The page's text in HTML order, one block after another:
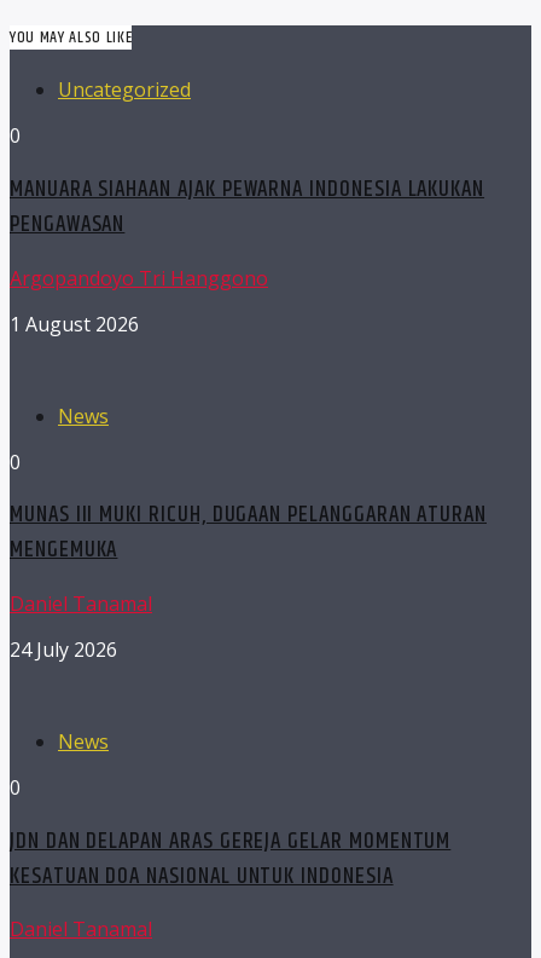
YOU MAY ALSO LIKE
Uncategorized
0
MANUARA SIAHAAN AJAK PEWARNA INDONESIA LAKUKAN
PENGAWASAN
Argopandoyo Tri Hanggono
1 August 2026
News
0
MUNAS III MUKI RICUH, DUGAAN PELANGGARAN ATURAN
MENGEMUKA
Daniel Tanamal
24 July 2026
News
0
JDN DAN DELAPAN ARAS GEREJA GELAR MOMENTUM
KESATUAN DOA NASIONAL UNTUK INDONESIA
Daniel Tanamal